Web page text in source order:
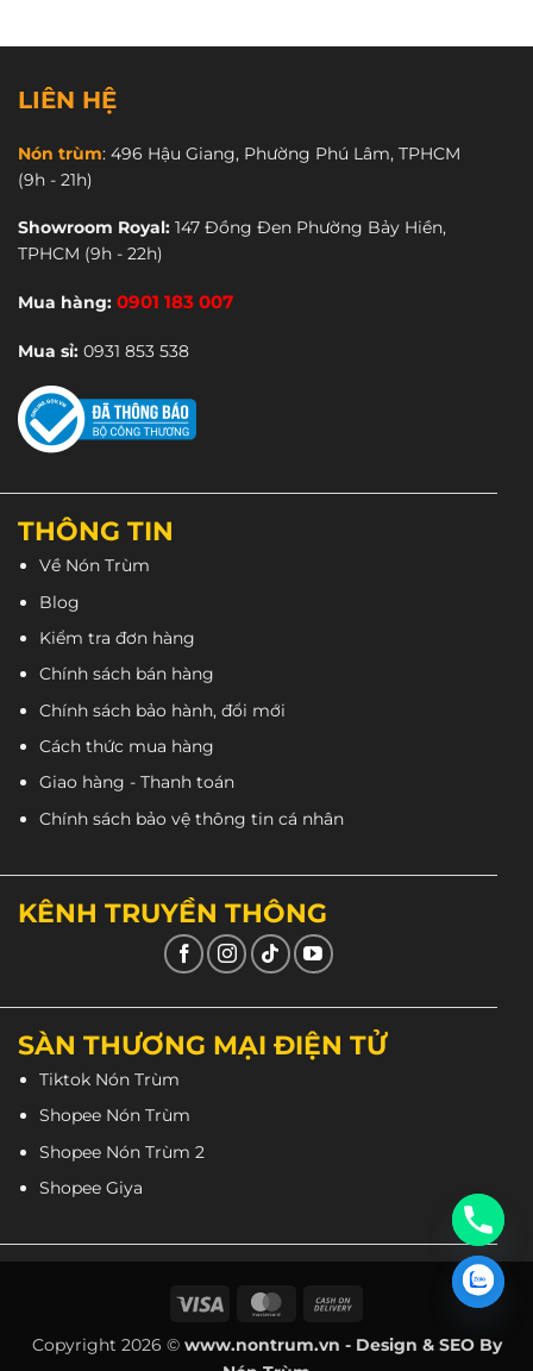
Chuẩn ECE – R22.05, ngoài ramũ fullface TORC
đạt chuẩn Quatest VN của Việt Nam. Theo Trùm
hiệu Mỹ mà), nhưng không hiểu sao nhà sản xuất
không dán nhãn DOT vào nón nữa.
Lẫy kínhtrong khá của
bật, bas kính ngoài ẩn bên trong lớp kính nên rất
thẩm mỹ, dễ dàng tháo kính ngoài nữa.
nón fullface TORC đen
chống sương mù nhé. Cùng phần khúc
LIÊN HỆ
Nón trùm: 496 Hậu Giang, Phường Phú Lâm, TPHCM
(9h - 21h)
Showroom Royal: 147 Đồng Đen Phường Bảy Hiền,
TPHCM (9h - 22h)
Mua hàng: 0901 183 007
Mua sỉ: 0931 853 538
THÔNG TIN
Về Nón Trùm
Blog
Kiểm tra đơn hàng
Chính sách bán hàng
Chính sách bảo hành, đổi mới
Cách thức mua hàng
Giao hàng - Thanh toán
Chính sách bảo vệ thông tin cá nhân
KÊNH TRUYỀN THÔNG
SÀN THƯƠNG MẠI ĐIỆN TỬ
Tiktok Nón Trùm
Shopee Nón Trùm
Shopee Nón Trùm 2
Shopee Giya
Visa MasterCard
Delivery
Copyright 2026 © www.nontrum.vn - Design & SEO By